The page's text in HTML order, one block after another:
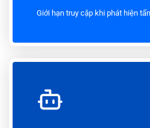
Giới hạn truy cập khi phát hiện